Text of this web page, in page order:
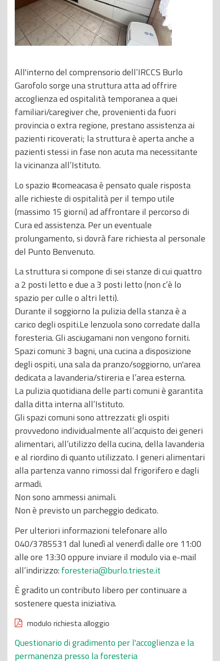
All'interno del comprensorio dell’IRCCS Burlo
Garofolo sorge una struttura atta ad offrire
accoglienza ed ospitalità temporanea a quei
familiari/caregiver che, provenienti da fuori
provincia o extra regione, prestano assistenza ai
pazienti ricoverati; la struttura è aperta anche a
pazienti stessi in fase non acuta ma necessitante
la vicinanza all’Istituto.
Lo spazio #comeacasa è pensato quale risposta
alle richieste di ospitalità per il tempo utile
(massimo 15 giorni) ad affrontare il percorso di
Cura ed assistenza. Per un eventuale
prolungamento, si dovrà fare richiesta al personale
del Punto Benvenuto.
La struttura si compone di sei stanze di cui quattro
a 2 posti letto e due a 3 posti letto (non c’è lo
spazio per culle o altri letti).
Durante il soggiorno la pulizia della stanza è a
carico degli ospiti.Le lenzuola sono corredate dalla
foresteria. Gli asciugamani non vengono forniti.
Spazi comuni: 3 bagni, una cucina a disposizione
degli ospiti, una sala da pranzo/soggiorno, un'area
dedicata a lavanderia/stireria e l’area esterna.
La pulizia quotidiana delle parti comuni è garantita
dalla ditta interna all’Istituto.
Gli spazi comuni sono attrezzati: gli ospiti
provvedono individualmente all’acquisto dei generi
alimentari, all’utilizzo della cucina, della lavanderia
e al riordino di quanto utilizzato. I generi alimentari
alla partenza vanno rimossi dal frigorifero e dagli
armadi.
Non sono ammessi animali.
Non è previsto un parcheggio dedicato.
Per ulteriori informazioni telefonare allo
040/3785531 dal lunedì al venerdì dalle ore 11:00
alle ore 13:30 oppure inviare il modulo via e-mail
all’indirizzo: foresteria@burlo.trieste.it
È gradito un contributo libero per continuare a
sostenere questa iniziativa.
modulo richiesta alloggio
Questionario di gradimento per l'accoglienza e la
permanenza presso la foresteria